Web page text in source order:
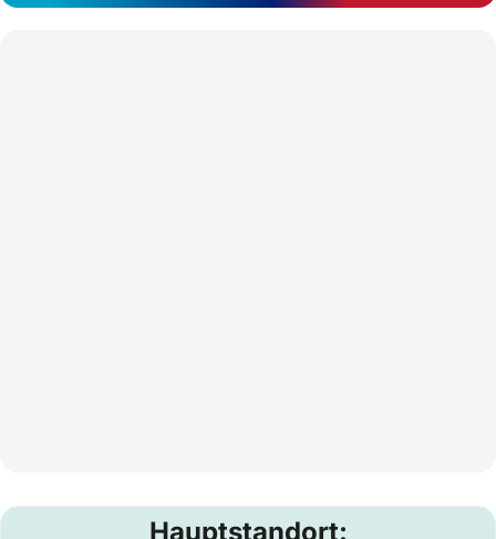
Hauptstandort: